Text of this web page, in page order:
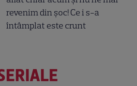
revenim din șoc! Ce i s-a
întâmplat este crunt